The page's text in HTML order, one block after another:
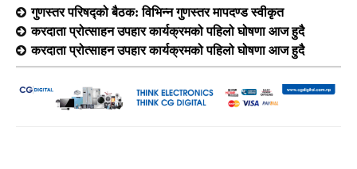
गुणस्तर परिषद्को बैठक: विभिन्न गुणस्तर मापदण्ड स्वीकृत
करदाता प्रोत्साहन उपहार कार्यक्रमको पहिलो घोषणा आज हुदै
करदाता प्रोत्साहन उपहार कार्यक्रमको पहिलो घोषणा आज हुदै